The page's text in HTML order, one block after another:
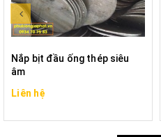
Nắp bịt đầu ống thép siêu
âm
Liên hệ